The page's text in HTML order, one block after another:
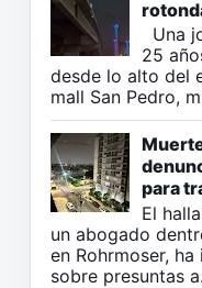
Una
25
desde lo alto del
mall San Pedro,
para
El
un abogado
en Rohrmoser,
sobre presuntas